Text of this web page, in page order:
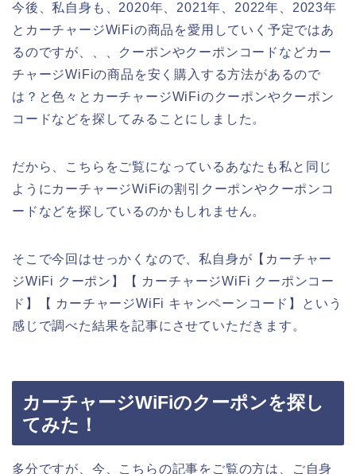
今後、私自身も、2020年、2021年、2022年、2023年
とカーチャージWiFiの商品を愛用していく予定ではあ
るのですが、、、クーポンやクーポンコードなどカー
チャージWiFiの商品を安く購入する方法があるので
は？と色々とカーチャージWiFiのクーポンやクーポン
コードなどを探してみることにしました。
だから、こちらをご覧になっているあなたも私と同じ
ようにカーチャージWiFiの割引クーポンやクーポンコ
ードなどを探しているのかもしれません。
そこで今回はせっかくなので、私自身が【カーチャー
ジWiFi クーポン】【 カーチャージWiFi クーポンコー
ド】【 カーチャージWiFi キャンペーンコード】という
感じで調べた結果を記事にさせていただきます。
カーチャージWiFiのクーポンを探し
てみた！
多分ですが、今、こちらの記事をご覧の方は、ご自身